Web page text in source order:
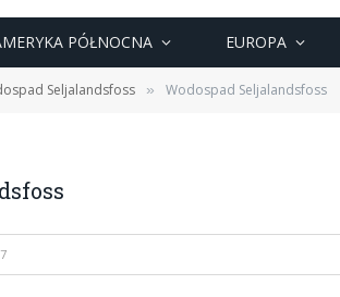
PÓŁNOCNA EUROPA
Seljalandsfoss » Wodospad Seljalandsfoss